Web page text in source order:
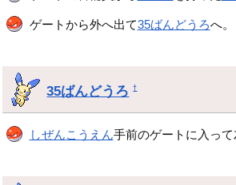
ゲートから外へ出て35ばんどうろへ。
35ばんどうろ †
しぜんこうえん手前のゲートに入って